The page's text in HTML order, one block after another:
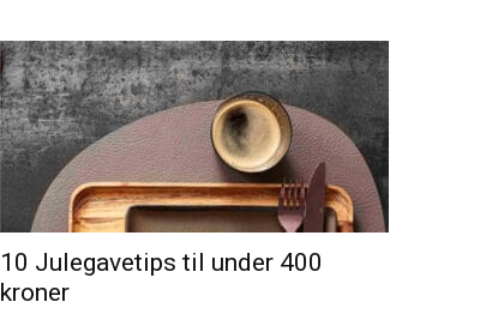
10 Julegavetips til under 400
kroner